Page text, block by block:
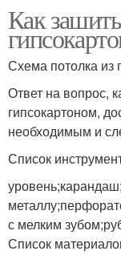
Как
Схема потолка из
Ответ на вопрос,
гипсокартоном,
необходимым и
Список
с мелким
Список